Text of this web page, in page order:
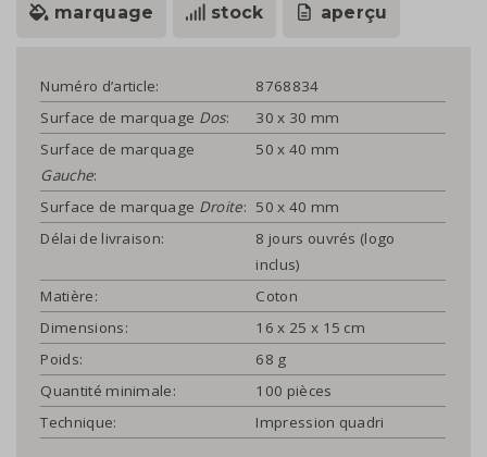
marquage stock aperçu
Numéro d’article:
8768834
Surface de marquage Dos:
30 x 30 mm
Surface de marquage
Gauche:
50 x 40 mm
Surface de marquage Droite: 50 x 40 mm
Délai de livraison:
8 jours ouvrés (logo
inclus)
Matière:
Coton
Dimensions:
16 x 25 x 15 cm
Poids:
68 g
Quantité minimale:
100 pièces
Technique:
Impression quadri